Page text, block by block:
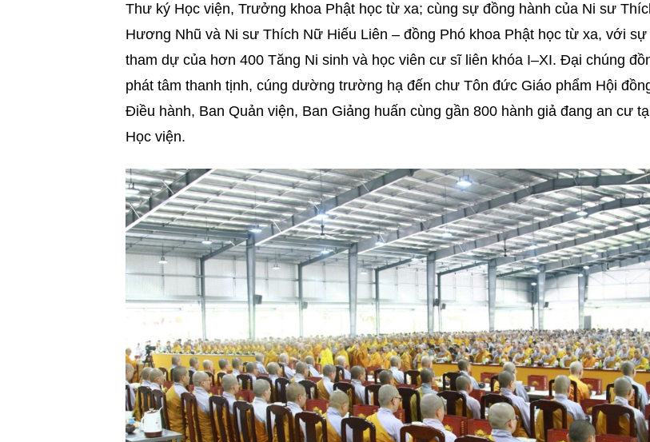
Thư ký Học viện, Trưởng khoa Phật học từ xa; cùng sự đồng hành của Ni sư
Hương Nhũ và Ni sư Thích Nữ Hiếu Liên – đồng Phó khoa Phật học từ xa, với sự
tham dự của hơn 400 Tăng Ni sinh và học viên cư sĩ liên khóa I–XI. Đại chúng
phát tâm thanh tịnh, cúng dường trường hạ đến chư Tôn đức Giáo phẩm Hội
Điều hành, Ban Quản viện, Ban Giảng huấn cùng gần 800 hành giả đang an cư
Học viện.